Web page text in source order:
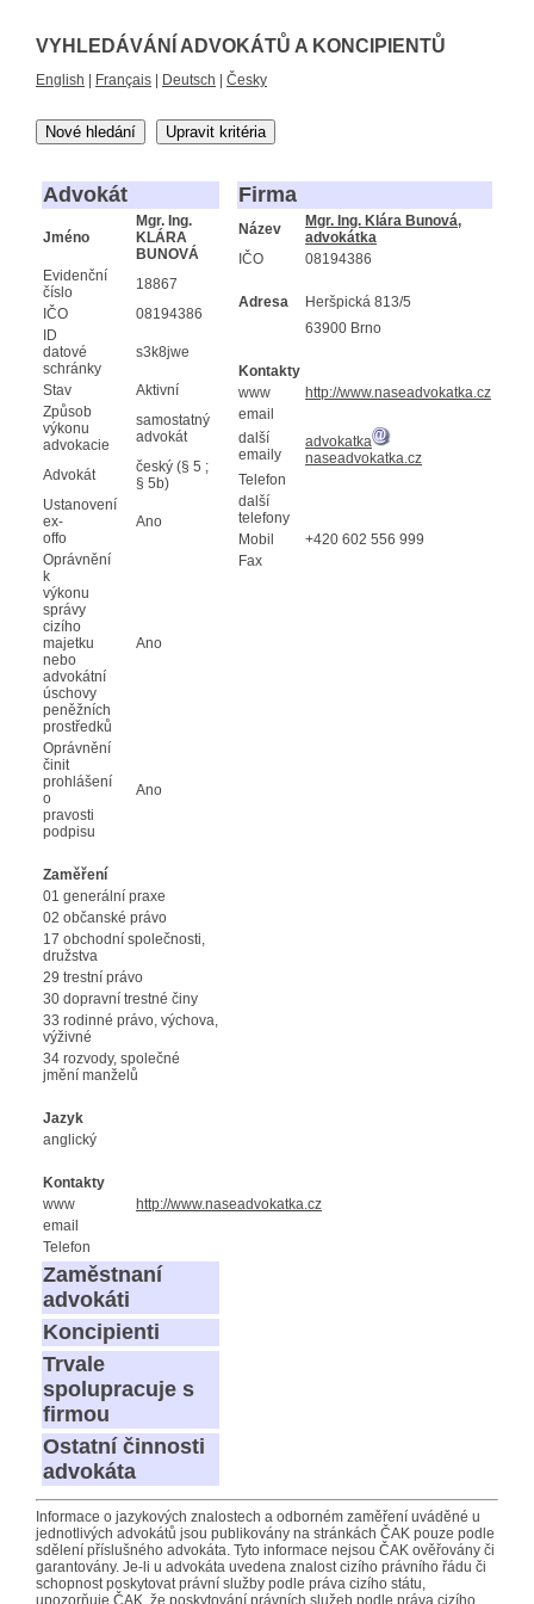
VYHLEDÁVÁNÍ ADVOKÁTŮ A KONCIPIENTŮ
English Français Deutsch Česky
Nové hledání Upravit kritéria
Advokát
Jméno
Mgr. Ing.
KLÁRA
BUNOVÁ
Evidenční
číslo
18867
IČO
08194386
ID
datové
schránky
s3k8jwe
Stav
Aktivní
Způsob
výkonu
advokacie
samostatný
advokát
Advokát
český (§ 5 ;
§ 5b)
Ustanovení
ex-
offo
Ano
Oprávnění
k
výkonu
správy
cizího
majetku
nebo
advokátní
úschovy
peněžních
prostředků
Ano
Oprávnění
činit
prohlášení
o
pravosti
podpisu
Ano
Zaměření
01 generální praxe
02 občanské právo
17 obchodní společnosti,
družstva
29 trestní právo
30 dopravní trestné činy
33 rodinné právo, výchova,
výživné
34 rozvody, společné
jmění manželů
Jazyk
anglický
Kontakty
www
http://www.naseadvokatka.cz
email
Telefon
Zaměstnaní
advokáti
Koncipienti
Trvale
spolupracuje s
firmou
Ostatní činnosti
advokáta
Firma
Název
Mgr. Ing. Klára Bunová,
advokátka
IČO
08194386
Adresa
Heršpická 813/5
63900 Brno
Kontakty
www
http://www.naseadvokatka.cz
email
další
emaily
advokatka
naseadvokatka.cz
Telefon
další
telefony
Mobil
+420 602 556 999
Fax
Informace o jazykových znalostech a odborném zaměření uváděné u
jednotlivých advokátů jsou publikovány na stránkách ČAK pouze podle
sdělení příslušného advokáta. Tyto informace nejsou ČAK ověřovány či
garantovány. Je-li u advokáta uvedena znalost cizího právního řádu či
schopnost poskytovat právní služby podle práva cizího státu,
upozorňuje ČAK, že poskytování právních služeb podle práva cizího